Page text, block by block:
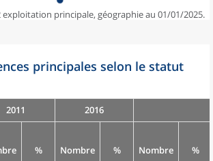
exploitation principale, géographie au 01/01/2025.
principales selon le statut
2011 2016
% Nombre % Nombre %